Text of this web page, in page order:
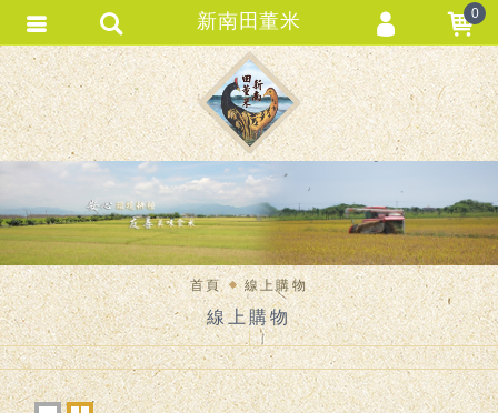
首頁 線上購物
線上購物
新南田董米 0
會員登入
會員註冊
忘記密碼
訂單查詢
匯款通知